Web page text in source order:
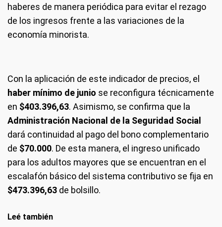
haberes de manera periódica para evitar el rezago
de los ingresos frente a las variaciones de la
economía minorista.
Con la aplicación de este indicador de precios, el
haber mínimo de junio se reconfigura técnicamente
en $403.396,63. Asimismo, se confirma que la
Administración Nacional de la Seguridad Social
dará continuidad al pago del bono complementario
de $70.000. De esta manera, el ingreso unificado
para los adultos mayores que se encuentran en el
escalafón básico del sistema contributivo se fija en
$473.396,63 de bolsillo.
Leé también